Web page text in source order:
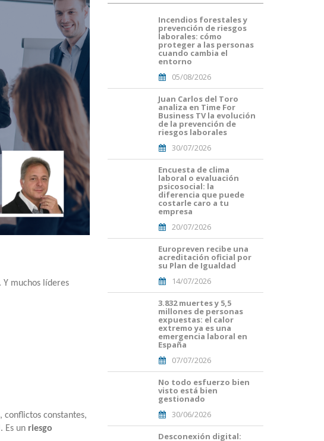
muchos líderes
constantes,
Es un riesgo
Incendios forestales y
prevención de riesgos
laborales: cómo
proteger a las personas
cuando cambia el
entorno
05/08/2026
Juan Carlos del Toro
analiza en Time For
Business TV la evolución
de la prevención de
riesgos laborales
30/07/2026
Encuesta de clima
laboral o evaluación
psicosocial: la
diferencia que puede
costarle caro a tu
empresa
20/07/2026
(50).png
Europreven recibe una
acreditación oficial por
su Plan de Igualdad
14/07/2026
3.832 muertes y 5,5
millones de personas
expuestas: el calor
extremo ya es una
emergencia laboral en
España
07/07/2026
(33).png
No todo esfuerzo bien
visto está bien
gestionado
30/06/2026
Desconexión digital: